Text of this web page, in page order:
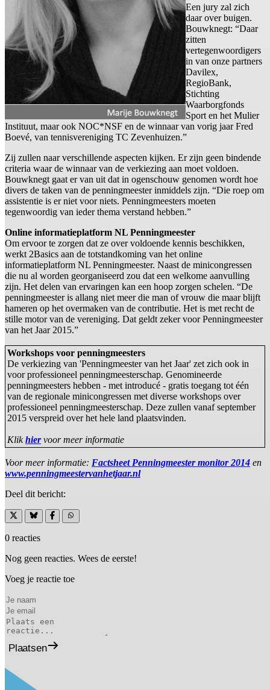
Een jury zal zich
daar over buigen.
Bouwknegt: “Daar
zitten
vertegenwoordigers
in van onze partners
Davilex,
RegioBank,
Stichting
Waarborgfonds
Sport en het Mulier
Instituut, maar ook NOC*NSF en de winnaar van vorig jaar Fred
Boevé, van tennisvereniging TC Zevenhuizen.”
Zij zullen naar verschillende aspecten kijken. Er zijn geen bindende
criteria waar de winnaar van de verkiezing aan moet voldoen.
Bouwknegt gaat er van uit dat in ogenschouw genomen wordt hoe
divers de taken van de penningmeester inmiddels zijn. “Die roep om
assistentie is er niet voor niets. Penningmeesters moeten
tegenwoordig van ieder thema verstand hebben.”
Online informatieplatform NL Penningmeester
Om ervoor te zorgen dat ze over voldoende kennis beschikken,
werkt 2Basics aan de totstandkoming van het online
informatieplatform NL Penningmeester. Naast de minicongressen
die nu al worden georganiseerd zou dat een welkome aanvulling
zijn. Het delen van ervaringen kan een hoop zorgen schelen. “De
penningmeester is allang niet meer die man of vrouw die maar blijft
hameren op het overmaken van de contributie. Het is met recht de
stille motor van de vereniging. Dat geldt zeker voor Penningmeester
van het Jaar 2015.”
Workshops voor penningmeesters
De verkiezing van 'Penningmeester van het Jaar' zet zich ook in
voor professioneel penningmeesterschap. Genomineerde
penningmeesters hebben - met introducé - gratis toegang tot één
van de regionale minicongressen met diverse workshops over
professioneel penningmeesterschap. Deze zullen vanaf september
2015 verspreid over het hele land plaatsvinden.
Klikhiervoor meer informatie
Voor meer informatie: Factsheet Penningmeester monitor 2014 en
www.penningmeestervanhetjaar.nl
Deel dit bericht:
0 reacties
Nog geen reacties. Wees de eerste!
Voeg je reactie toe
Plaatsen